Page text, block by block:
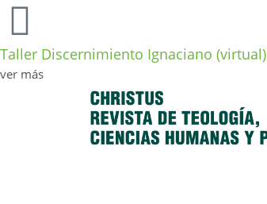
Taller Discernimiento Ignaciano (virtual)
ver más